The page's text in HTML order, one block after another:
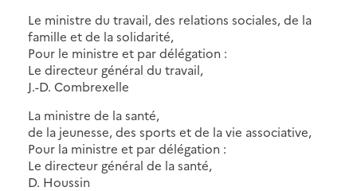
Le ministre du travail, des relations sociales, de la
famille et de la solidarité,
Pour le ministre et par délégation :
Le directeur général du travail,
J.-D. Combrexelle
La ministre de la santé,
de la jeunesse, des sports et de la vie associative,
Pour la ministre et par délégation :
Le directeur général de la santé,
D. Houssin